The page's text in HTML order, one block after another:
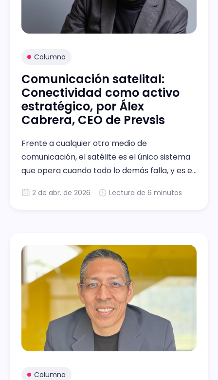
Columna
Comunicación satelital:
Conectividad como activo
estratégico, por Álex
Cabrera, CEO de Prevsis
Frente a cualquier otro medio de
comunicación, el satélite es el único sistema
que opera cuando todo lo demás falla, y es el
presencia donde ningún otro puede llegar
2 de abr. de 2026 Lectura de 6 minutos
Columna